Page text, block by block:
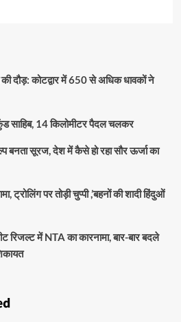
दौड़: कोटद्वार में 650 से अधिक धावकों ने
साहिब, 14 किलोमीटर पैदल चलकर
बनता सूरज, देश में कैसे हो रहा सौर ऊर्जा का
ट्रोलिंग पर तोड़ी चुप्पी ,’बहनों की शादी हिंदुओं
में NTA का कारनामा, बार-बार बदले